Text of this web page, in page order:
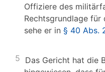
Offiziere des
Rechtsgrundlage für
sehe er in § 40 Abs.
5 Das Gericht hat die